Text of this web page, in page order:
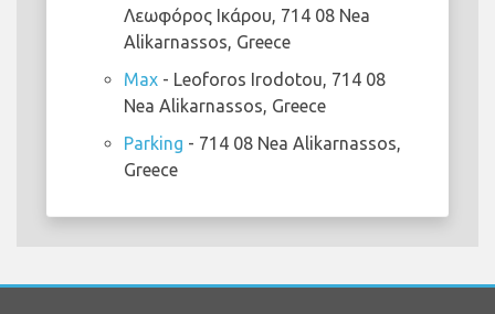
Λεωφόρος Ικάρου, 714 08 Nea
Alikarnassos, Greece
Max - Leoforos Irodotou, 714 08
Nea Alikarnassos, Greece
Parking - 714 08 Nea Alikarnassos,
Greece